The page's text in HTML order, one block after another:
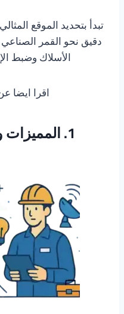
تبدأ بتحديد الموقع
دقيق نحو القمر
الأسلاك وضبط
اقرا ايضا
1. المميزات والخدمات التقنية